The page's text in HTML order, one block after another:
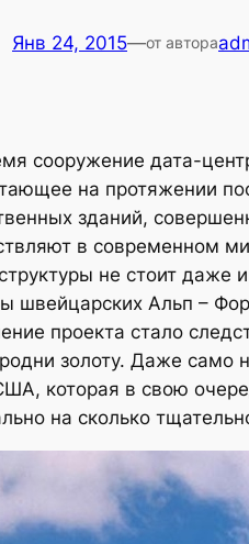
Янв 24, 2015—от автора
сооружение дата-
на протяжении
зданий,
в современном
не стоит даже
швейцарских Альп –
проекта стало
золоту. Даже само
которая в свою
на сколько